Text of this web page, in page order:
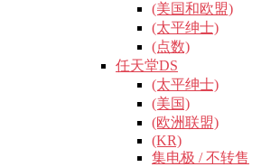
(美国和欧盟)
(太平绅士)
(点数)
任天堂DS
(太平绅士)
(美国)
(欧洲联盟)
(KR)
集电极 / 不转售